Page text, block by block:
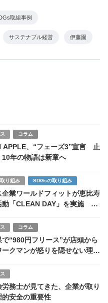
取組事例
サステナブル経営 伊藤園
コラム
APPLE、“フェーズ3”宣言 止
10年の物語は新章へ
り組み SDGsの取り組み
企業ワールドフィットが恵比寿
動「CLEAN DAY」を実施 サ
コラム
“980円フリース”が店頭から
クマンが怒りを隠せない理由
務士が見てきた、企業が取り
安全の重要性